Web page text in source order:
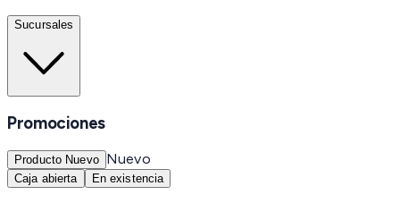
Sucursales
Promociones
Producto Nuevo Nuevo
Caja abierta En existencia